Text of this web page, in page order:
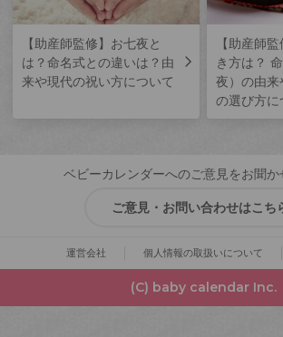
【助産師監修】お七夜と
は？命名式との違いは？由
来や現代の祝い方について
【助産師
き方は？
夜）の由来
の選び方に
ベビーカレンダーへのご意見をお聞か
ご意見・お問い合わせはこち
運営会社 個人情報の取扱いについて
(C) baby calendar Inc.